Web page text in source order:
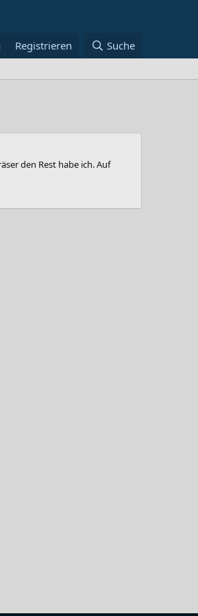
Registrieren Suche
den Rest habe ich. Auf